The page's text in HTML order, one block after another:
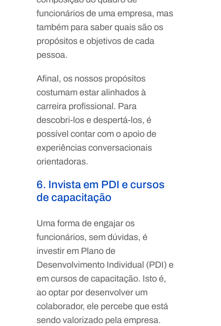
funcionários de uma empresa, mas
também para saber quais são os
propósitos e objetivos de cada
pessoa.
Afinal, os nossos propósitos
costumam estar alinhados à
carreira profissional. Para
descobri-los e despertá-los, é
possível contar com o apoio de
experiências conversacionais
orientadoras.
6. Invista em PDI e cursos
de capacitação
Uma forma de engajar os
funcionários, sem dúvidas, é
investir em Plano de
Desenvolvimento Individual (PDI) e
em cursos de capacitação. Isto é,
ao optar por desenvolver um
colaborador, ele percebe que está
sendo valorizado pela empresa.